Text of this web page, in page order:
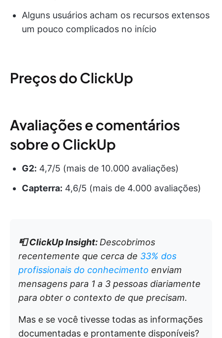
Alguns usuários acham os recursos extensos
um pouco complicados no início
Preços do ClickUp
Avaliações e comentários
sobre o ClickUp
G2: 4,7/5 (mais de 10.000 avaliações)
Capterra: 4,6/5 (mais de 4.000 avaliações)
📮ClickUp Insight: Descobrimos
recentemente que cerca de 33% dos
profissionais do conhecimento enviam
mensagens para 1 a 3 pessoas diariamente
para obter o contexto de que precisam.
Mas e se você tivesse todas as informações
documentadas e prontamente disponíveis?